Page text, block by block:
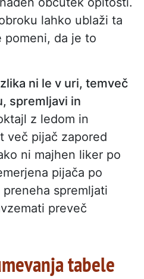
lahko ublaži ta
pomeni, da je to
ni le v uri, temveč
spremljavi in
z ledom in
več pijač zapored
ni majhen liker po
pijača po
spremljati
preveč
tabele